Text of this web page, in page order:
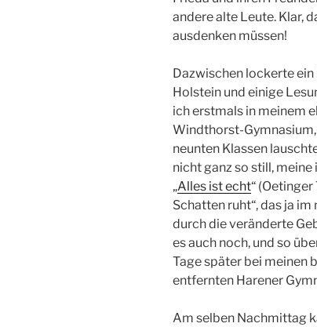
andere alte Leute. Klar,
ausdenken müssen!
Dazwischen lockerte
Holstein und einige
ich erstmals in meinem
Windthorst-
neunten Klassen
nicht ganz so still,
„Alles ist echt“ (Oetinger
Schatten ruht“, das ja
durch die veränderte
es auch noch, und so
Tage später bei meinen
entfernten Harener
Am selben Nachmittag